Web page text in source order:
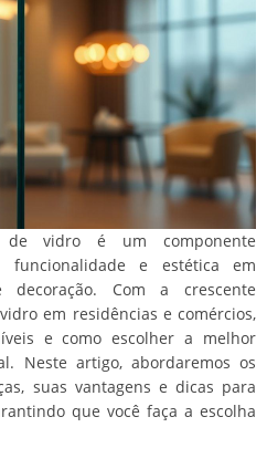
vidro é um componente
funcionalidade e estética em
Com a crescente
em residências e comércios,
e como escolher a melhor
Neste artigo, abordaremos os
suas vantagens e dicas para
que você faça a escolha